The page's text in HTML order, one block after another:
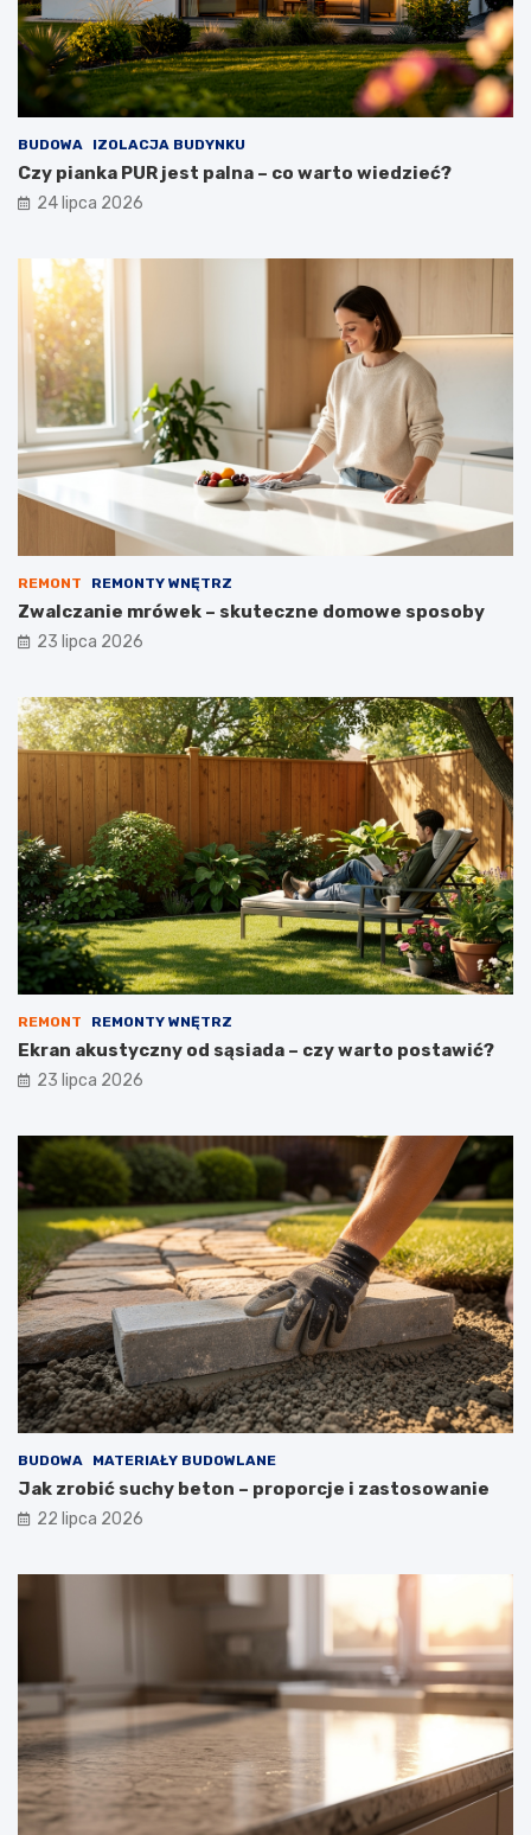
BUDOWA IZOLACJA BUDYNKU
Czy pianka PUR jest palna – co warto wiedzieć?
24 lipca 2026
REMONT REMONTY WNĘTRZ
Zwalczanie mrówek – skuteczne domowe sposoby
23 lipca 2026
REMONT REMONTY WNĘTRZ
Ekran akustyczny od sąsiada – czy warto postawić?
23 lipca 2026
BUDOWA MATERIAŁY BUDOWLANE
Jak zrobić suchy beton – proporcje i zastosowanie
22 lipca 2026